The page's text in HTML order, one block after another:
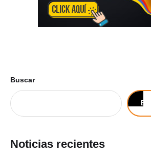
Buscar
Noticias recientes